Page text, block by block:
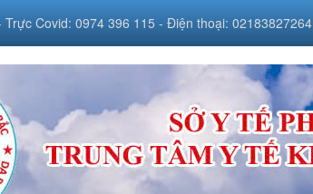
Trực Covid: 0974 396 115 - Điện thoại: 02183827264